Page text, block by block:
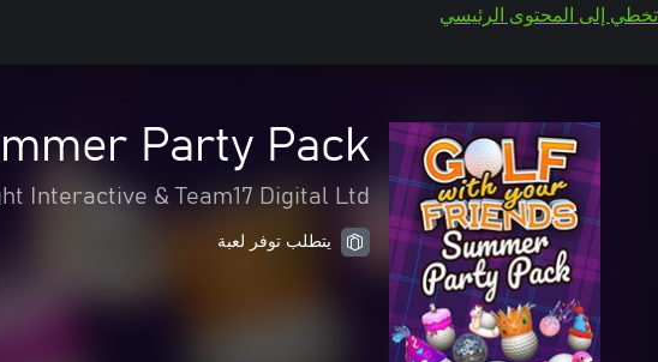
تخطي إلى المحتوى الرئيسي
Party Pack
Interactive & Team17 Digital Ltd
يتطلب توفر لعبة